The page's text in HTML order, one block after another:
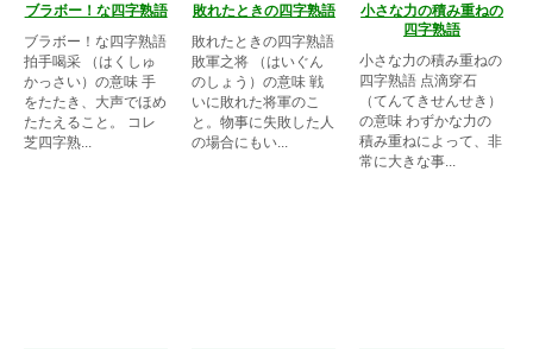
ブラボー！な四字熟語
ブラボー！な四字熟語
拍手喝采 （はくしゅ
かっさい）の意味 手
をたたき、大声でほめ
たたえること。 コレ
芝四字熟...
敗れたときの四字熟語
敗れたときの四字熟語
敗軍之将 （はいぐん
のしょう）の意味 戦
いに敗れた将軍のこ
と。物事に失敗した人
の場合にもい...
小さな力の積み重ねの
四字熟語
小さな力の積み重ねの
四字熟語 点滴穿石
（てんてきせんせき）
の意味 わずかな力の
積み重ねによって、非
常に大きな事...